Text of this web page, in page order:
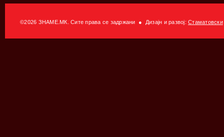
©2026 ЗНАМЕ.МК. Сите права се задржани ● Дизајн и развој: Стаматовски